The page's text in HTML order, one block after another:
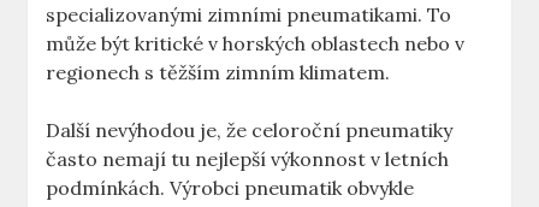
specializovanými zimními pneumatikami. To
může být kritické v horských oblastech nebo v
regionech s těžším zimním klimatem.
Další nevýhodou je, že celoroční pneumatiky
často nemají tu nejlepší výkonnost v letních
podmínkách. Výrobci pneumatik obvykle